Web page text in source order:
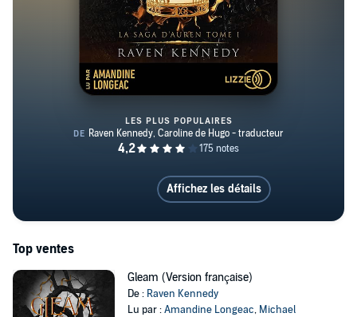
LES PLUS POPULAIRES
Affichez les détails
Top ventes
Gleam (Version française)
De : Raven Kennedy
Lu par :Amandine Longeac, Michael